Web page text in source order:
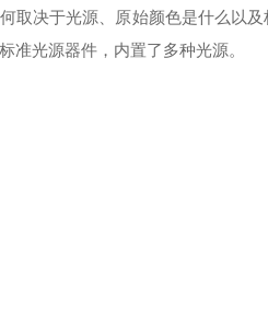
取决于光源、原始颜色是什么以及
准光源器件，内置了多种光源。